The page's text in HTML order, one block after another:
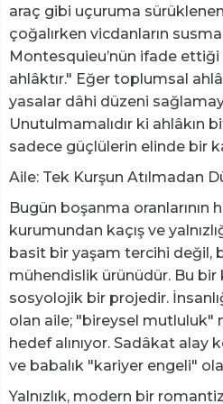
araç gibi uçuruma
çoğalırken vicdanların
Montesquieu’nün ifade ettiği
ahlâktır." Eğer toplumsal
yasalar dâhi düzeni
Unutulmamalıdır ki ahlâkın
sadece güçlülerin elinde bir
​Aile: Tek Kurşun Atılmadan
​Bugün boşanma oranlarının
kurumundan kaçış ve
basit bir yaşam tercihi değil,
mühendislik ürünüdür. Bu
sosyolojik bir projedir.
olan aile; "bireysel mutluluk"
hedef alınıyor. Sadâkat alay
ve babalık "kariyer engeli"
​Yalnızlık, modern bir